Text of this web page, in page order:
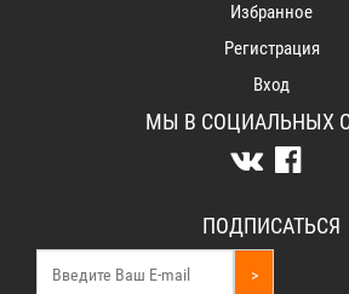
Избранное
Регистрация
Вход
МЫ В СОЦИАЛЬНЫХ
ПОДПИСАТЬСЯ
>